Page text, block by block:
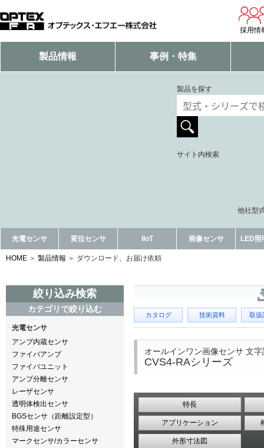
採用情
製品情報 事例・特集
製品を探す
サイト内検索
他社型
光電センサ 変位センサ IIoT 画像センサ LED照
HOME 製品情報 ダウンロード、お届け依頼
絞り込み検索
カテゴリで絞り込む
光電センサ
アンプ内蔵センサ
ファイバアンプ
ファイバユニット
アンプ分離センサ
レーザセンサ
透明体検出センサ
BGSセンサ（距離設定型）
特殊用途センサ
マークセンサ/カラーセンサ
カタログ 技術資料 取扱
オールインワン画像センサ 文
CVS4-RAシリーズ
特長
アプリケーション
外形寸法図